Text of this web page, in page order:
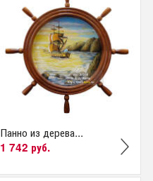
Панно из дерева...
1 742 руб.